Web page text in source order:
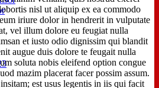
nisl ut aliquip ex ea commodo
iriure dolor in hendrerit in vulputate
vel illum dolore eu feugiat nulla
et iusto odio dignissim qui blandit
augue duis dolore te feugait nulla
soluta nobis eleifend option congue
mazim placerat facer possim assum.
est usus legentis in iis qui facit